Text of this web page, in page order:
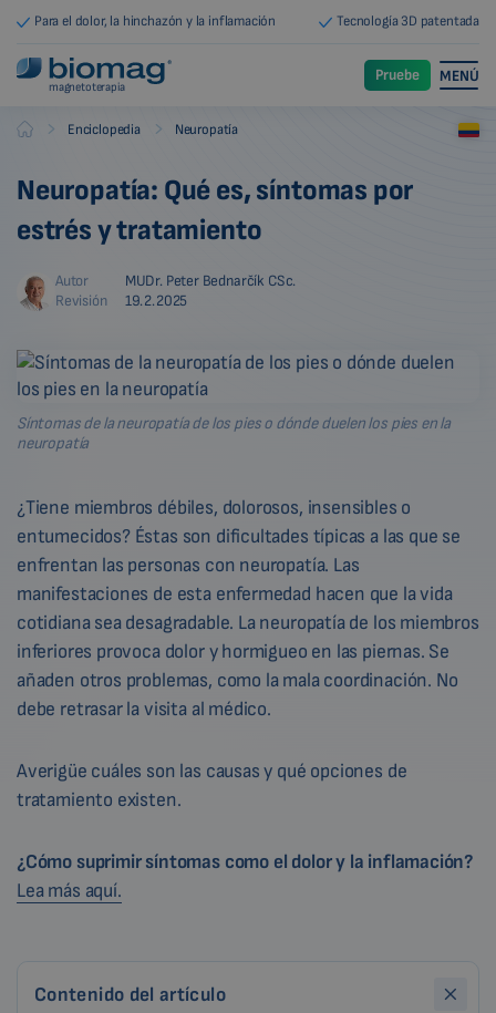
Para el dolor, la hinchazón y la inflamación Tecnología 3D patentada
magnetoterapia
Pruebe MENÚ
Biomag Enciclopedia Neuropatía
Neuropatía: Qué es, síntomas por
estrés y tratamiento
Autor
MUDr. Peter Bednarčík CSc.
Revisión
19.2.2025
Síntomas de la neuropatía de los pies o dónde duelen los pies en la
neuropatía
¿Tiene miembros débiles, dolorosos, insensibles o
entumecidos? Éstas son dificultades típicas a las que se
enfrentan las personas con neuropatía. Las
manifestaciones de esta enfermedad hacen que la vida
cotidiana sea desagradable. La neuropatía de los miembros
inferiores provoca dolor y hormigueo en las piernas. Se
añaden otros problemas, como la mala coordinación. No
debe retrasar la visita al médico.
Averigüe cuáles son las causas y qué opciones de
tratamiento existen.
¿Cómo suprimir síntomas como el dolor y la inflamación?
Lea más aquí.
Contenido del artículo